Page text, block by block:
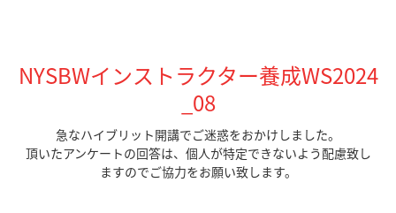
NYSBWインストラクター養成WS2024
_08
急なハイブリット開講でご迷惑をおかけしました。
頂いたアンケートの回答は、個人が特定できないよう配慮致し
ますのでご協力をお願い致します。